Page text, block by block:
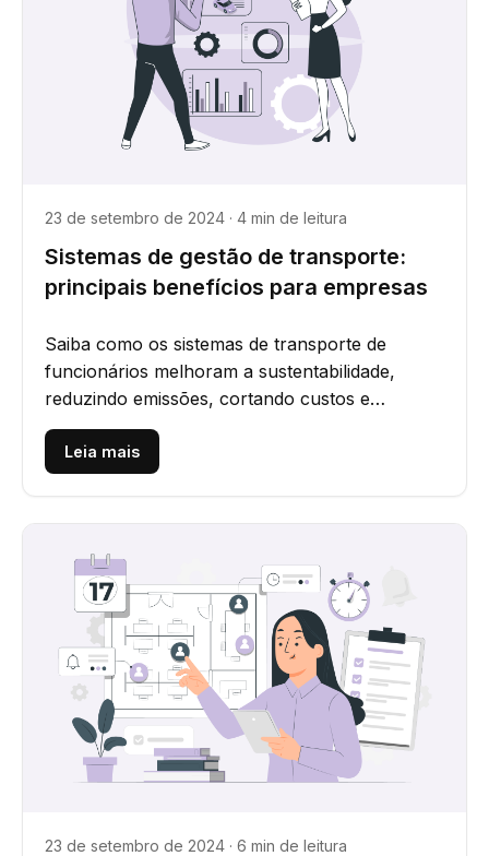
23 de setembro de 2024 · 4 min de leitura
Sistemas de gestão de transporte:
principais benefícios para empresas
Saiba como os sistemas de transporte de
funcionários melhoram a sustentabilidade,
reduzindo emissões, cortando custos e
promovendo práticas ecológicas nas...
Leia mais
23 de setembro de 2024 · 6 min de leitura